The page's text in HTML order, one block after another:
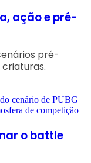
ação e pré-
pré-
criaturas.
o battle